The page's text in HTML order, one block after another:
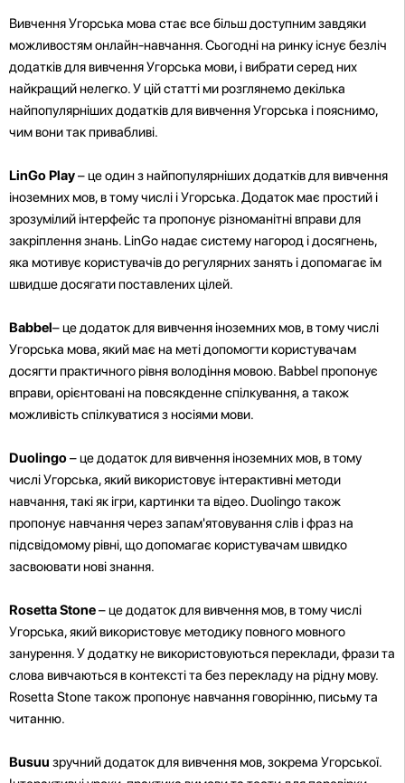
Вивчення Угорська мова стає все більш доступним завдяки
можливостям онлайн-навчання. Сьогодні на ринку існує безліч
додатків для вивчення Угорська мови, і вибрати серед них
найкращий нелегко. У цій статті ми розглянемо декілька
найпопулярніших додатків для вивчення Угорська і пояснимо,
чим вони так привабливі.
LinGo Play– це один з найпопулярніших додатків для вивчення
іноземних мов, в тому числі і Угорська. Додаток має простий і
зрозумілий інтерфейс та пропонує різноманітні вправи для
закріплення знань. LinGo надає систему нагород і досягнень,
яка мотивує користувачів до регулярних занять і допомагає їм
швидше досягати поставлених цілей.
Babbel– це додаток для вивчення іноземних мов, в тому числі
Угорська мова, який має на меті допомогти користувачам
досягти практичного рівня володіння мовою. Babbel пропонує
вправи, орієнтовані на повсякденне спілкування, а також
можливість спілкуватися з носіями мови.
Duolingo– це додаток для вивчення іноземних мов, в тому
числі Угорська, який використовує інтерактивні методи
навчання, такі як ігри, картинки та відео. Duolingo також
пропонує навчання через запам'ятовування слів і фраз на
підсвідомому рівні, що допомагає користувачам швидко
засвоювати нові знання.
Rosetta Stone– це додаток для вивчення мов, в тому числі
Угорська, який використовує методику повного мовного
занурення. У додатку не використовуються переклади, фрази та
слова вивчаються в контексті та без перекладу на рідну мову.
Rosetta Stone також пропонує навчання говорінню, письму та
читанню.
Busuu зручний додаток для вивчення мов, зокрема Угорської.